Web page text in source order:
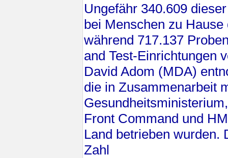
Ungefähr 340.609
bei Menschen zu Hause
während 717.137
and Test-Einrichtungen
David Adom (MDA)
die in Zusammenarbeit
Front Command und
Land betrieben wurden.
Zahl